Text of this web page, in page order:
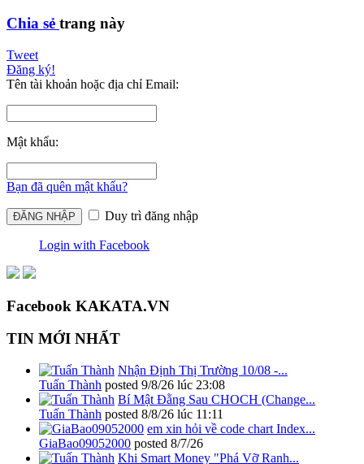
Chia sẻ trang này
Tweet
Đăng ký!
Tên tài khoản hoặc địa chỉ Email:
Mật khẩu:
Bạn đã quên mật khẩu?
Duy trì đăng nhập
Login with Facebook
Facebook KAKATA.VN
TIN MỚI NHẤT
Nhận Định Thị Trường 10/08 -...
Tuấn Thành posted 9/8/26 lúc 23:08
Bí Mật Đằng Sau CHOCH (Change...
Tuấn Thành posted 8/8/26 lúc 11:11
em xin hỏi về code chart Index...
GiaBao09052000 posted 8/7/26
Khi Smart Money "Phá Vỡ Ranh...